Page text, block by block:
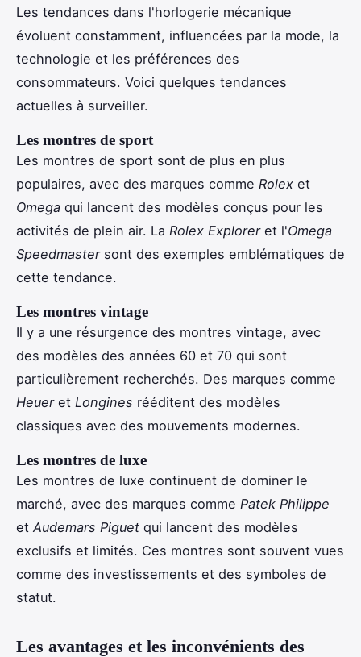
Les tendances dans l'horlogerie mécanique
évoluent constamment, influencées par la mode, la
technologie et les préférences des
consommateurs. Voici quelques tendances
actuelles à surveiller.
Les montres de sport
Les montres de sport sont de plus en plus
populaires, avec des marques comme Rolex et
Omega qui lancent des modèles conçus pour les
activités de plein air. La Rolex Exploreret l'Omega
Speedmastersont des exemples emblématiques de
cette tendance.
Les montres vintage
Il y a une résurgence des montres vintage, avec
des modèles des années 60 et 70 qui sont
particulièrement recherchés. Des marques comme
Heueret Longines rééditent des modèles
classiques avec des mouvements modernes.
Les montres de luxe
Les montres de luxe continuent de dominer le
marché, avec des marques comme Patek Philippe
et Audemars Piguet qui lancent des modèles
exclusifs et limités. Ces montres sont souvent vues
comme des investissements et des symboles de
statut.
Les avantages et les inconvénients des